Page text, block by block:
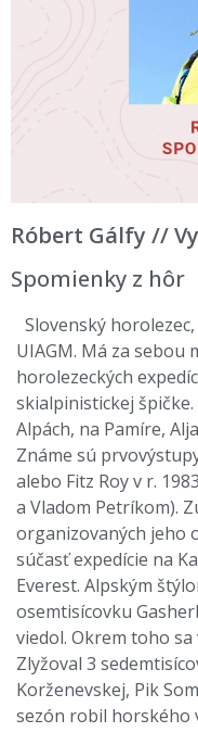
Róbert Gálfy //
Spomienky z hôr
Slovenský
UIAGM. Má za sebou
horolezeckých
skialpinistickej
Alpách, na Pamíre,
Známe sú
alebo Fitz Roy v r.
a Vladom Petríkom).
organizovaných jeho
súčasť expedície na
Everest. Alpským
osemtisícovku
viedol. Okrem toho
Zlyžoval 3
Korženevskej, Pik
sezón robil horského